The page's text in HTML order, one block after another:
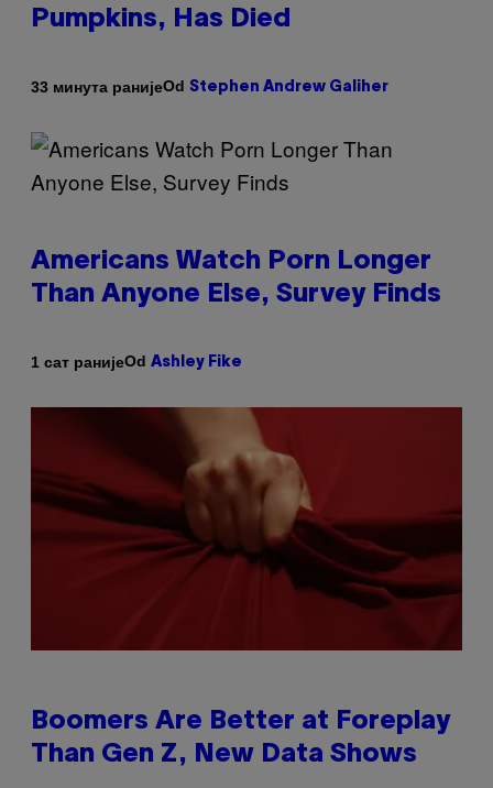
Pumpkins, Has Died
33 минута ранијеOd Stephen Andrew Galiher
Americans Watch Porn Longer
Than Anyone Else, Survey Finds
1 сат ранијеOd Ashley Fike
Boomers Are Better at Foreplay
Than Gen Z, New Data Shows